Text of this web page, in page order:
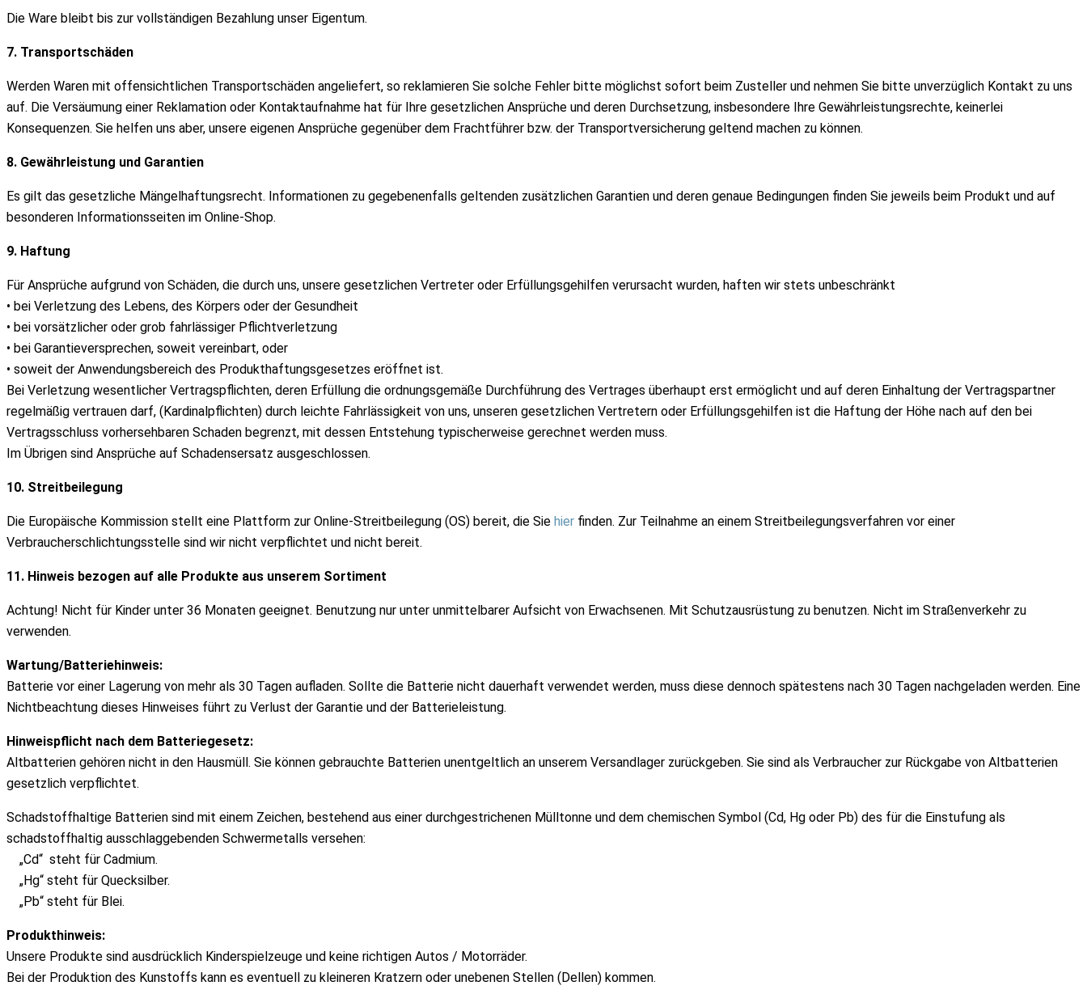
Die Ware bleibt bis zur vollständigen Bezahlung unser Eigentum.
7. Transportschäden
Werden Waren mit offensichtlichen Transportschäden angeliefert, so reklamieren Sie solche Fehler bitte möglichst sofort beim Zusteller und nehmen Sie bitte unverzüglich Kontakt zu uns
auf. Die Versäumung einer Reklamation oder Kontaktaufnahme hat für Ihre gesetzlichen Ansprüche und deren Durchsetzung, insbesondere Ihre Gewährleistungsrechte, keinerlei
Konsequenzen. Sie helfen uns aber, unsere eigenen Ansprüche gegenüber dem Frachtführer bzw. der Transportversicherung geltend machen zu können.
8. Gewährleistung und Garantien
Es gilt das gesetzliche Mängelhaftungsrecht. Informationen zu gegebenenfalls geltenden zusätzlichen Garantien und deren genaue Bedingungen finden Sie jeweils beim Produkt und auf
besonderen Informationsseiten im Online-Shop.
9. Haftung
Für Ansprüche aufgrund von Schäden, die durch uns, unsere gesetzlichen Vertreter oder Erfüllungsgehilfen verursacht wurden, haften wir stets unbeschränkt
• bei Verletzung des Lebens, des Körpers oder der Gesundheit
• bei vorsätzlicher oder grob fahrlässiger Pflichtverletzung
• bei Garantieversprechen, soweit vereinbart, oder
• soweit der Anwendungsbereich des Produkthaftungsgesetzes eröffnet ist.
Bei Verletzung wesentlicher Vertragspflichten, deren Erfüllung die ordnungsgemäße Durchführung des Vertrages überhaupt erst ermöglicht und auf deren Einhaltung der Vertragspartner
regelmäßig vertrauen darf, (Kardinalpflichten) durch leichte Fahrlässigkeit von uns, unseren gesetzlichen Vertretern oder Erfüllungsgehilfen ist die Haftung der Höhe nach auf den bei
Vertragsschluss vorhersehbaren Schaden begrenzt, mit dessen Entstehung typischerweise gerechnet werden muss.
Im Übrigen sind Ansprüche auf Schadensersatz ausgeschlossen.
10. Streitbeilegung
Die Europäische Kommission stellt eine Plattform zur Online-Streitbeilegung (OS) bereit, die Sie hier finden. Zur Teilnahme an einem Streitbeilegungsverfahren vor einer
Verbraucherschlichtungsstelle sind wir nicht verpflichtet und nicht bereit.
11. Hinweis bezogen auf alle Produkte aus unserem Sortiment
Achtung! Nicht für Kinder unter 36 Monaten geeignet. Benutzung nur unter unmittelbarer Aufsicht von Erwachsenen. Mit Schutzausrüstung zu benutzen. Nicht im Straßenverkehr zu
verwenden.
Wartung/Batteriehinweis:
Batterie vor einer Lagerung von mehr als 30 Tagen aufladen. Sollte die Batterie nicht dauerhaft verwendet werden, muss diese dennoch spätestens nach 30 Tagen nachgeladen werden. Eine
Nichtbeachtung dieses Hinweises führt zu Verlust der Garantie und der Batterieleistung.
Hinweispflicht nach dem Batteriegesetz:
Altbatterien gehören nicht in den Hausmüll. Sie können gebrauchte Batterien unentgeltlich an unserem Versandlager zurückgeben. Sie sind als Verbraucher zur Rückgabe von Altbatterien
gesetzlich verpflichtet.
Schadstoffhaltige Batterien sind mit einem Zeichen, bestehend aus einer durchgestrichenen Mülltonne und dem chemischen Symbol (Cd, Hg oder Pb) des für die Einstufung als
schadstoffhaltig ausschlaggebenden Schwermetalls versehen:
„Cd“ steht für Cadmium.
„Hg“ steht für Quecksilber.
„Pb“ steht für Blei.
Produkthinweis:
Unsere Produkte sind ausdrücklich Kinderspielzeuge und keine richtigen Autos / Motorräder.
Bei der Produktion des Kunstoffs kann es eventuell zu kleineren Kratzern oder unebenen Stellen (Dellen) kommen.